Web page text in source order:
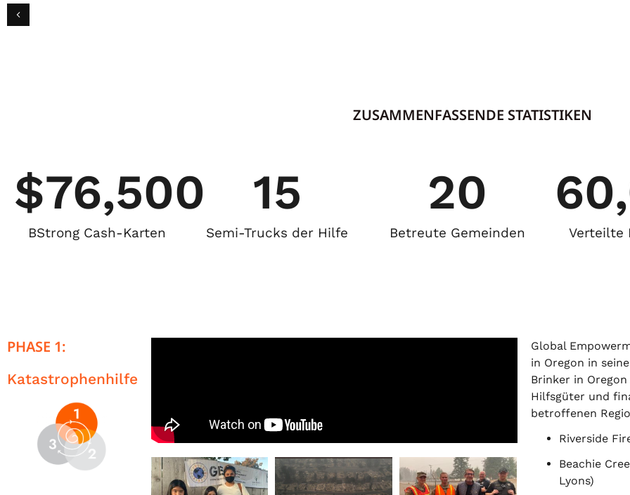
ZUSAMMENFASSENDE STATISTIKEN
BStrong Cash-Karten
$76,500
Semi-Trucks der Hilfe
15
Betreute Gemeinden
20
Verteilte
PHASE 1:
Katastrophenhilfe
Global
in Oregon in
Brinker in
Hilfsgüter und
betroffenen
Riverside
Beachie
Lyons)